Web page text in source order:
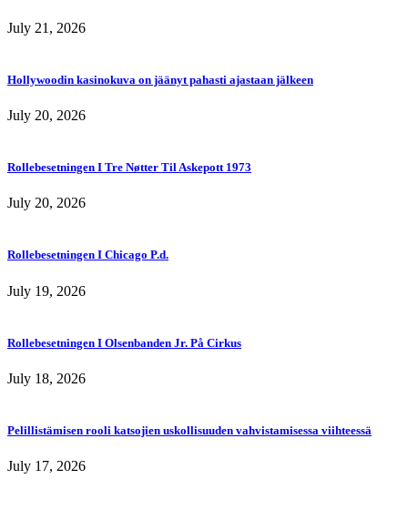
July 21, 2026
Hollywoodin kasinokuva on jäänyt pahasti ajastaan jälkeen
July 20, 2026
Rollebesetningen I Tre Nøtter Til Askepott 1973
July 20, 2026
Rollebesetningen I Chicago P.d.
July 19, 2026
Rollebesetningen I Olsenbanden Jr. På Cirkus
July 18, 2026
Pelillistämisen rooli katsojien uskollisuuden vahvistamisessa viihteessä
July 17, 2026